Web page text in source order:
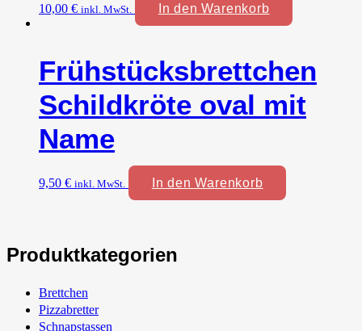
10,00 € inkl. MwSt. In den Warenkorb
Frühstücksbrettchen
Schildkröte oval mit
Name
9,50 € inkl. MwSt. In den Warenkorb
Produktkategorien
Brettchen
Pizzabretter
Schnapstassen